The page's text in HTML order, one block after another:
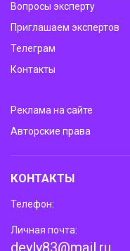
Вопросы эксперту
Приглашаем экспертов
Телеграм
Контакты
Реклама на сайте
Авторские права
КОНТАКТЫ
Телефон:
Личная почта: